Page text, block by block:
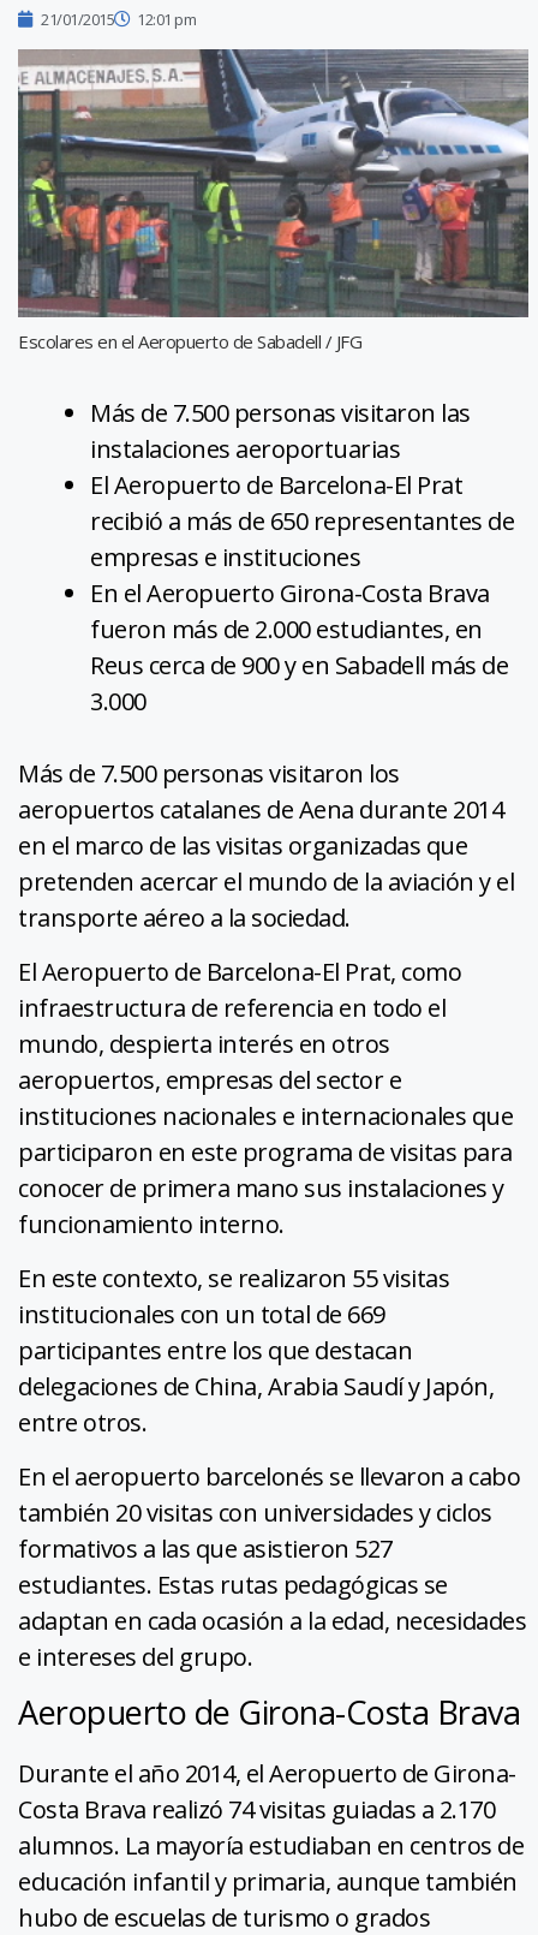
21/01/2015 12:01 pm
Escolares en el Aeropuerto de Sabadell / JFG
Más de 7.500 personas visitaron las
instalaciones aeroportuarias
El Aeropuerto de Barcelona-El Prat
recibió a más de 650 representantes de
empresas e instituciones
En el Aeropuerto Girona-Costa Brava
fueron más de 2.000 estudiantes, en
Reus cerca de 900 y en Sabadell más de
3.000
Más de 7.500 personas visitaron los
aeropuertos catalanes de Aena durante 2014
en el marco de las visitas organizadas que
pretenden acercar el mundo de la aviación y el
transporte aéreo a la sociedad.
El Aeropuerto de Barcelona-El Prat, como
infraestructura de referencia en todo el
mundo, despierta interés en otros
aeropuertos, empresas del sector e
instituciones nacionales e internacionales que
participaron en este programa de visitas para
conocer de primera mano sus instalaciones y
funcionamiento interno.
En este contexto, se realizaron 55 visitas
institucionales con un total de 669
participantes entre los que destacan
delegaciones de China, Arabia Saudí y Japón,
entre otros.
En el aeropuerto barcelonés se llevaron a cabo
también 20 visitas con universidades y ciclos
formativos a las que asistieron 527
estudiantes. Estas rutas pedagógicas se
adaptan en cada ocasión a la edad, necesidades
e intereses del grupo.
Aeropuerto de Girona-Costa Brava
Durante el año 2014, el Aeropuerto de Girona-
Costa Brava realizó 74 visitas guiadas a 2.170
alumnos. La mayoría estudiaban en centros de
educación infantil y primaria, aunque también
hubo de escuelas de turismo o grados